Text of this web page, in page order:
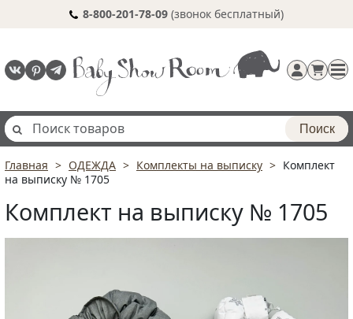
8-800-201-78-09 (звонок бесплатный)
Поиск
Главная ОДЕЖДА Комплекты на выписку
Комплект
на выписку № 1705
Комплект на выписку № 1705